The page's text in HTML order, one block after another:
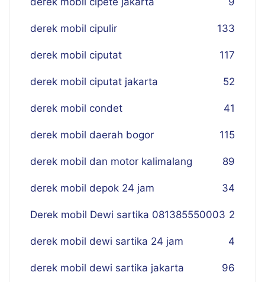
derek mobil cipulir 133
derek mobil ciputat 117
derek mobil ciputat jakarta 52
derek mobil condet 41
derek mobil daerah bogor 115
derek mobil dan motor kalimalang 89
derek mobil depok 24 jam 34
Derek mobil Dewi sartika 081385550003 2
derek mobil dewi sartika 24 jam 4
derek mobil dewi sartika jakarta 96